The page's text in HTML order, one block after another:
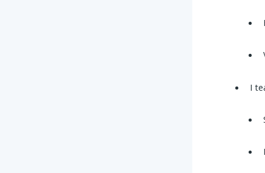
I